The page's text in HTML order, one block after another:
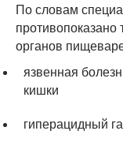
По словам
противопоказано
органов
язвенная
кишки
гиперацидный